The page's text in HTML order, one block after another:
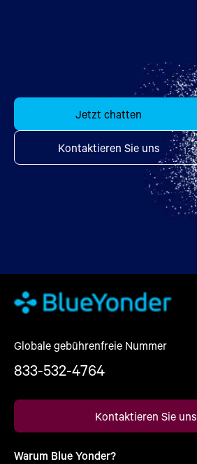
Jetzt chatten
Kontaktieren Sie uns
Globale gebührenfreie Nummer
833-532-4764
Kontaktieren Sie uns
Warum Blue Yonder?